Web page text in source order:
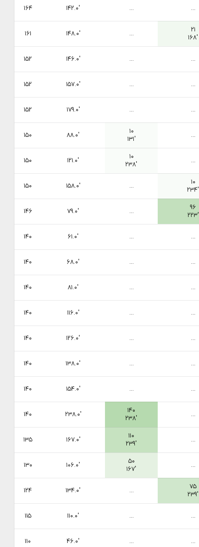
...
... ۱۴۲.۰′ ۱۶۴
۲۱
۱۶۸′
... ۱۴۸.۰′ ۱۶۱
...
... ۱۴۶.۰′ ۱۵۲
...
... ۱۵۷.۰′ ۱۵۲
...
... ۱۷۹.۰′ ۱۵۲
...
۱۰
۱۳۱′
۸۸.۰′ ۱۵۰
...
۱۰
۲۳۸′
۱۲۱.۰′ ۱۵۰
۱۰
۲۳۴′
... ۱۵۸.۰′ ۱۵۰
۹۶
۲۲۳′
... ۷۹.۰′ ۱۴۶
...
... ۶۱.۰′ ۱۴۰
...
... ۶۸.۰′ ۱۴۰
...
... ۸۱.۰′ ۱۴۰
...
... ۱۱۶.۰′ ۱۴۰
...
... ۱۲۶.۰′ ۱۴۰
...
... ۱۳۸.۰′ ۱۴۰
...
... ۱۵۴.۰′ ۱۴۰
...
۱۴۰
۲۳۸′
۲۳۸.۰′ ۱۴۰
...
۱۱۰
۲۳۹′
۱۶۷.۰′ ۱۳۵
...
۵۰
۱۶۷′
۱۰۶.۰′ ۱۳۰
۷۵
۲۳۹′
... ۱۳۴.۰′ ۱۲۴
...
... ۱۱۰.۰′ ۱۱۵
...
... ۴۶.۰′ ۱۱۰